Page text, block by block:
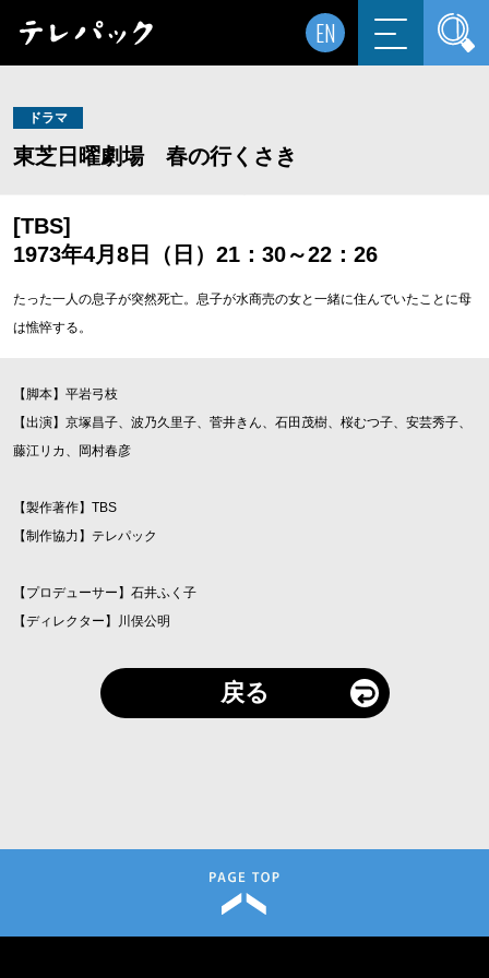
EN
ドラマ
東芝日曜劇場 春の行くさき
[TBS]
1973年4月8日（日）21：30～22：26
たった一人の息子が突然死亡。息子が水商売の女と一緒に住んでいたことに母
は憔悴する。
【脚本】平岩弓枝
【出演】京塚昌子、波乃久里子、菅井きん、石田茂樹、桜むつ子、安芸秀子、
藤江リカ、岡村春彦
【製作著作】TBS
【制作協力】テレパック
【プロデューサー】石井ふく子
【ディレクター】川俣公明
戻る